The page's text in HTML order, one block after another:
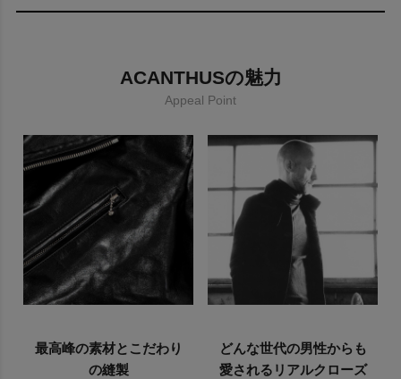
ACANTHUSの魅力
Appeal Point
最高峰の素材とこだわり
の縫製
どんな世代の男性からも
愛されるリアルクローズ